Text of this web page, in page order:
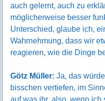
auch gelernt, auch zu
möglicherweise besser
Unterschied, glaube ich,
Wahrnehmung, dass wir
reagieren, wie die Dinge
Götz Müller: Ja, das
bisschen vertiefen, im